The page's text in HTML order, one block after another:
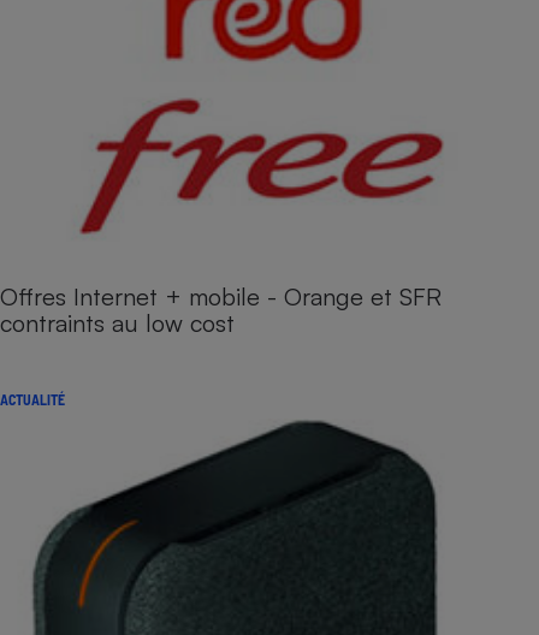
Offres Internet + mobile - Orange et SFR
contraints au low cost
ACTUALITÉ